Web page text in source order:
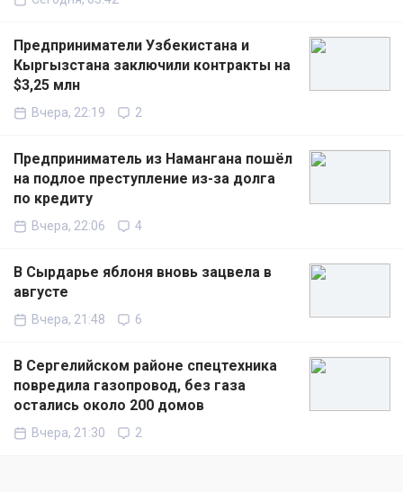
Предприниматели Узбекистана и
Кыргызстана заключили контракты на
$3,25 млн
Вчера, 22:19 2
Предприниматель из Намангана пошёл
на подлое преступление из-за долга
по кредиту
Вчера, 22:06 4
В Сырдарье яблоня вновь зацвела в
августе
Вчера, 21:48 6
В Сергелийском районе спецтехника
повредила газопровод, без газа
остались около 200 домов
Вчера, 21:30 2